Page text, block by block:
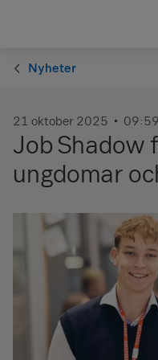
Nyheter
21 oktober 2025 09:59
Job Shadow
ungdomar